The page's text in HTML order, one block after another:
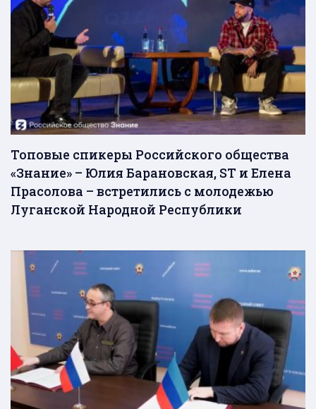
Топовые спикеры Российского общества
«Знание» – Юлия Барановская, ST и Елена
Прасолова – встретились с молодежью
Луганской Народной Республики